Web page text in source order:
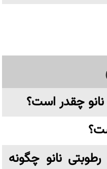
چقدر است؟
نانو چگونه